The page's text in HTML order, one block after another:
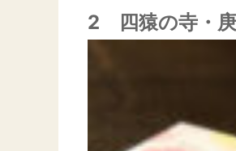
2 四猿の寺・庚